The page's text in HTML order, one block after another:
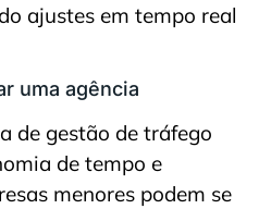
ajustes em tempo real
uma agência
de gestão de tráfego
de tempo e
menores podem se